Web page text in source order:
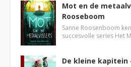
Mot en de
Rooseboom
Sanne Roosenboom
succesvolle series Het
De kleine kapitein